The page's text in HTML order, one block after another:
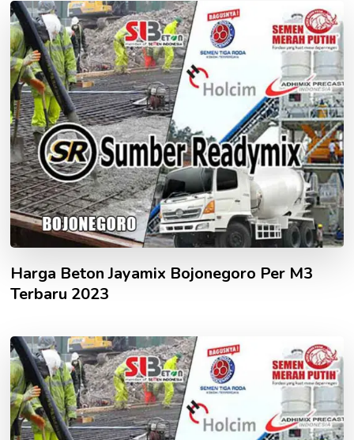
Harga Beton Jayamix Bojonegoro Per M3
Terbaru 2023